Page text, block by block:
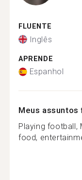
FLUENTE
Inglês
APRENDE
Espanhol
Meus assuntos
Playing football,
food,